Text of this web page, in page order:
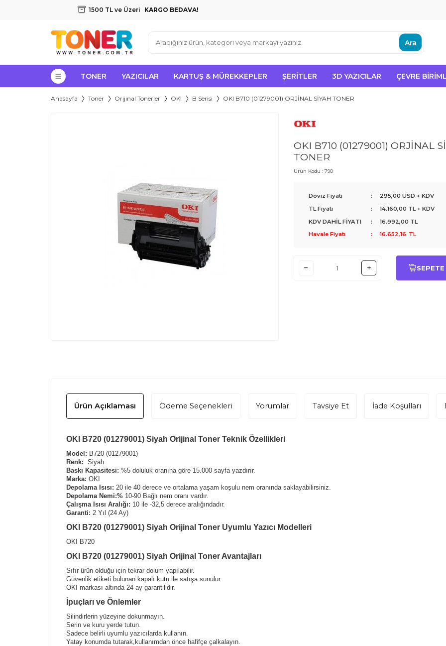
1500 TL ve Üzeri KARGO BEDAVA!
Ara
TONER YAZICILAR KARTUŞ & MÜREKKEPLER ŞERITLER 3D YAZICILAR ÇEVRE
Anasayfa Toner Orijinal Tonerler OKI B Serisi OKI B710 (01279001) ORJİNAL SİYAH TONER
OKI B710 (01279001) ORJİNAL
TONER
Ürün Kodu : 790
Döviz Fiyatı :
295,00 USD + KDV
TL Fiyatı
: 14.160,00 TL + KDV
KDV DAHİL FİYATI
: 16.992,00 TL
Havale Fiyatı
: 16.652,16 TL
SEPETE
Ürün Açıklaması Ödeme Seçenekleri Yorumlar Tavsiye Et İade Koşulları
OKI B720 (01279001) Siyah Orijinal Toner Teknik Özellikleri
Model: B720 (01279001)
Renk: Siyah
Baskı Kapasitesi: %5 doluluk oranına göre 15.000 sayfa yazdırır.
Marka: OKI
Depolama Isısı: 20 ile 40 derece ve ortalama yaşam koşulu nem oranında saklayabilirsiniz.
Depolama Nemi:% 10-90 Bağlı nem oranı vardır.
Çalışma Isısı Aralığı: 10 ile -32,5 derece aralığındadır.
Garanti: 2 Yıl (24 Ay)
OKI B720 (01279001) Siyah Orijinal Toner Uyumlu Yazıcı Modelleri
OKI B720
OKI B720 (01279001) Siyah Orijinal Toner Avantajları
Sıfır ürün olduğu için tekrar dolum yapılabilir.
Güvenlik etiketi bulunan kapalı kutu ile satışa sunulur.
OKI markası altında 24 ay garantilidir.
İpuçları ve Önlemler
Silindirlerin yüzeyine dokunmayın.
Serin ve kuru yerde tutun.
Sadece belirli uyumlu yazıcılarda kullanın.
Yatay konumda tutarak,kullanımdan önce hafifçe çalkalayın.